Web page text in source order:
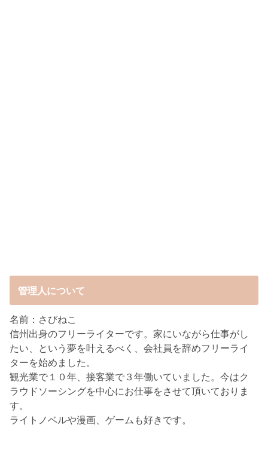
管理人について
名前：さびねこ
信州出身のフリーライターです。家にいながら仕事がし
たい、という夢を叶えるべく、会社員を辞めフリーライ
ターを始めました。
観光業で１０年、接客業で３年働いていました。今はク
ラウドソーシングを中心にお仕事をさせて頂いておりま
す。
ライトノベルや漫画、ゲームも好きです。